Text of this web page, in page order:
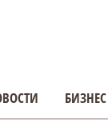
БИЗНЕС